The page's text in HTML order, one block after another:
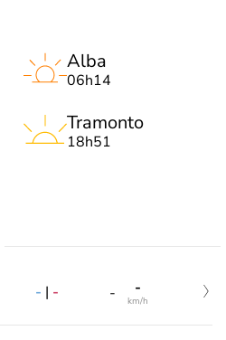
Alba
06h14
Tramonto
18h51
- | - - -
km/h